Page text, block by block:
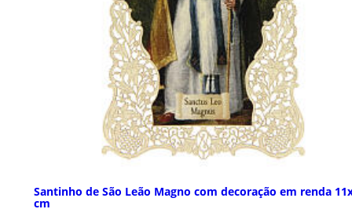
Santinho de São Leão Magno com decoração em renda
cm